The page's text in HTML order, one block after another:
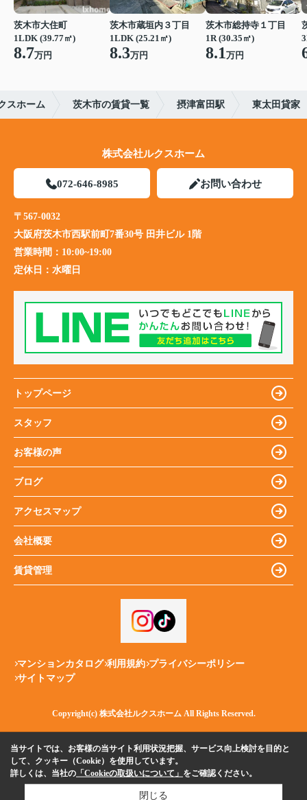
茨木市大住町
1LDK (39.77㎡)
8.7万円
茨木市蔵垣内３丁目
1LDK (25.21㎡)
8.3万円
茨木市総持寺１丁目
1R (30.35㎡)
8.1万円
スホーム 茨木市の賃貸一覧 摂津富田駅 東太田貸家
株式会社ルクスホーム
072-646-8985 お問い合わせ
〒567-0032
大阪府茨木市西駅前町7番30号 田井ビル 1階
営業時間： 10:00~19:00
定休日： 水曜日
トップページ
スタッフ
お客様の声
ブログ
アクセスマップ
会社概要
賃貸管理
マンションカタログ 利用規約 プライバシーポリシー
サイトマップ
Copyright(c) 株式会社ルクスホーム All Rights Reserved.
当サイトでは、お客様の当サイト利用状況把握、サービス向上検討を目的と
して、クッキー（Cookie）を使用しています。
詳しくは、当社の 「Cookieの取扱いについて」 をご確認ください。
閉じる